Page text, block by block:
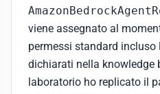
viene assegnato al
permessi standard incluso
dichiarati nella knowledge
laboratorio ho replicato il